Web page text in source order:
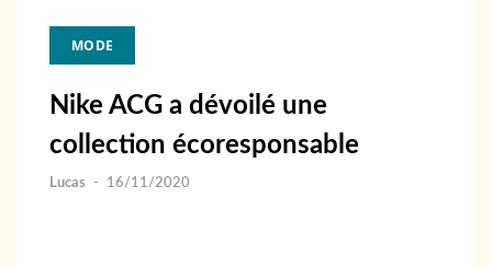
MODE
Nike ACG a dévoilé une
collection écoresponsable
Lucas - 16/11/2020